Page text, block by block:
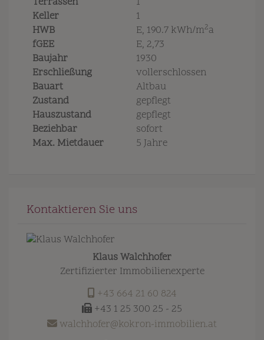
Keller
1
HWB
E, 190.7 kWh/m2a
fGEE
E, 2,73
Baujahr
1930
Erschließung
vollerschlossen
Bauart
Altbau
Zustand
gepflegt
Hauszustand
gepflegt
Beziehbar
sofort
Max. Mietdauer
5 Jahre
Kontaktieren Sie uns
Klaus Walchhofer
Zertifizierter Immobilienexperte
+43 664 21 60 824
+43 1 25 300 25 - 25
walchhofer@kokron-immobilien.at